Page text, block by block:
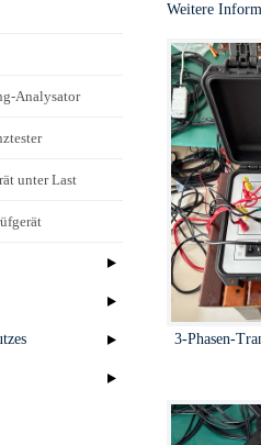
Analysator
unter Last
Weitere
3-Phasen-